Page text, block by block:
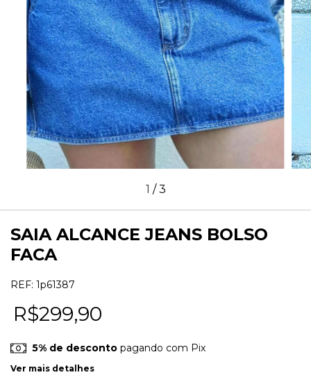
1 /3
SAIA ALCANCE JEANS BOLSO
FACA
REF: 1p61387
R$299,90
5% de desconto pagando com Pix
Ver mais detalhes